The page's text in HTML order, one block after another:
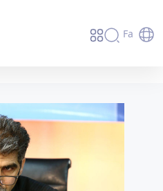
Fa
توسط کارشناسان خبره